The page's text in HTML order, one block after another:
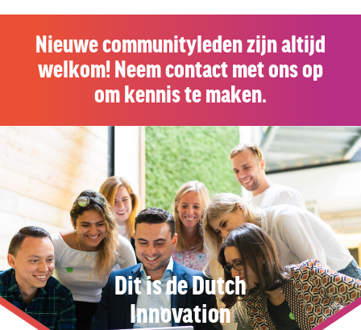
Nieuwe communityleden zijn altijd
welkom! Neem contact met ons op
om kennis te maken.
Dit is de Dutch
Innovation